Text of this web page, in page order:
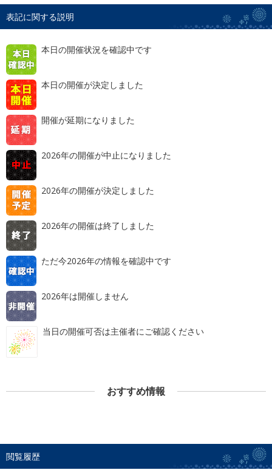
表記に関する説明
本日の開催状況を確認中です
本日の開催が決定しました
開催が延期になりました
2026年の開催が中止になりました
2026年の開催が決定しました
2026年の開催は終了しました
ただ今2026年の情報を確認中です
2026年は開催しません
当日の開催可否は主催者にご確認ください
おすすめ情報
閲覧履歴